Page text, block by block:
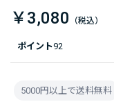
ポイント92
￥3,080
5000円以上で送料無料